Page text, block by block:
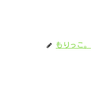
もりっこ。